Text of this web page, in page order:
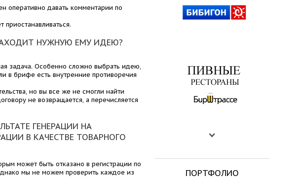
оперативно давать комментарии по
НУЖНУЮ ЕМУ ИДЕЮ?
задача. Особенно сложно выбрать идею,
в брифе есть внутренние противоречия
но вы все же не смогли найти
не возвращается, а перечисляется
ГЕНЕРАЦИИ НА
В КАЧЕСТВЕ ТОВАРНОГО
может быть отказано в регистрации по
мы не можем проверить каждое из
ПОРТФОЛИО